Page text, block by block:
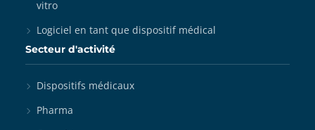
vitro
Logiciel en tant que dispositif médical
Secteur d'activité
Dispositifs médicaux
Pharma